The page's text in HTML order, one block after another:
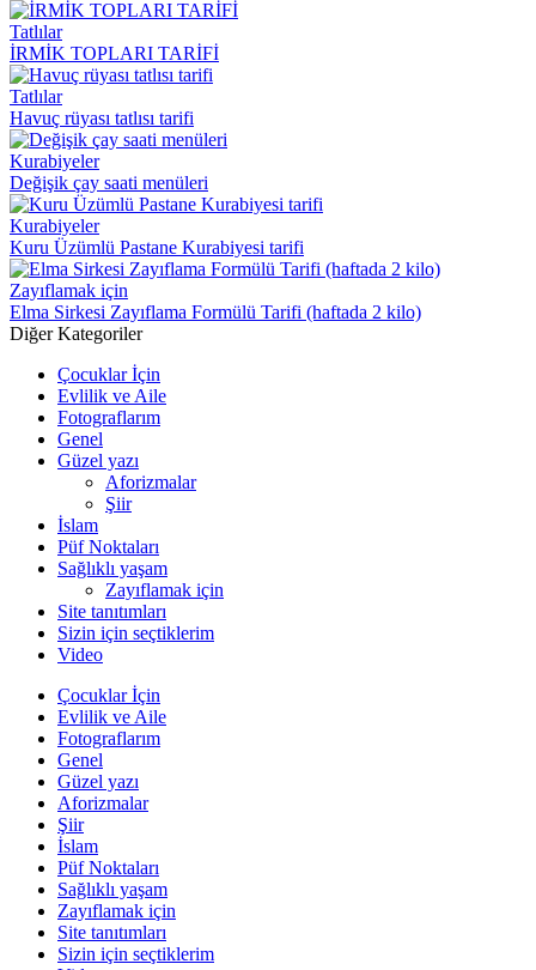
Tatlılar
İRMİK TOPLARI TARİFİ
Tatlılar
Havuç rüyası tatlısı tarifi
Kurabiyeler
Değişik çay saati menüleri
Kurabiyeler
Kuru Üzümlü Pastane Kurabiyesi tarifi
Zayıflamak için
Elma Sirkesi Zayıflama Formülü Tarifi (haftada 2 kilo)
Diğer Kategoriler
Çocuklar İçin
Evlilik ve Aile
Fotograflarım
Genel
Güzel yazı
Aforizmalar
Şiir
İslam
Püf Noktaları
Sağlıklı yaşam
Zayıflamak için
Site tanıtımları
Sizin için seçtiklerim
Video
Çocuklar İçin
Evlilik ve Aile
Fotograflarım
Genel
Güzel yazı
Aforizmalar
Şiir
İslam
Püf Noktaları
Sağlıklı yaşam
Zayıflamak için
Site tanıtımları
Sizin için seçtiklerim